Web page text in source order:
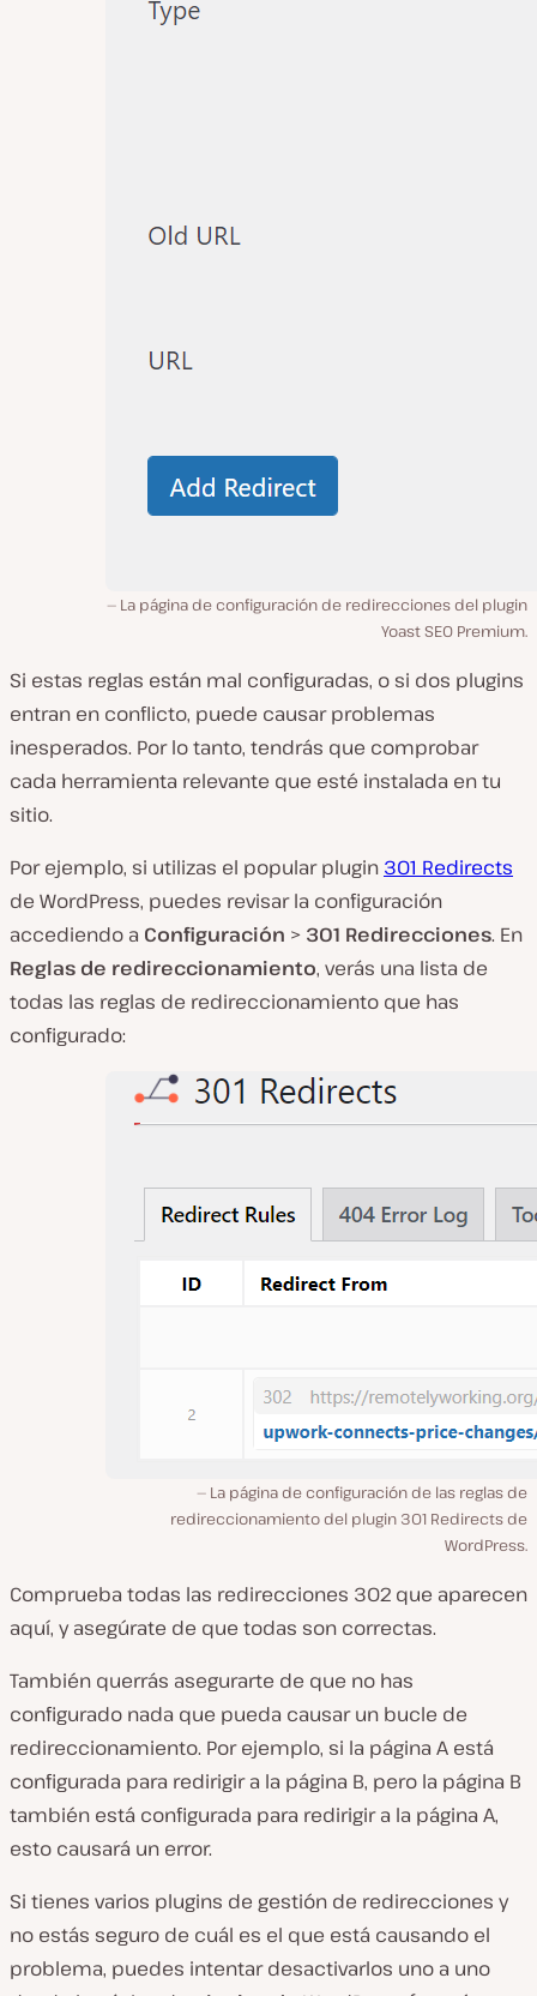
La página de configuración de redirecciones del plugin
Yoast SEO Premium.
Si estas reglas están mal configuradas, o si dos plugins
entran en conflicto, puede causar problemas
inesperados. Por lo tanto, tendrás que comprobar
cada herramienta relevante que esté instalada en tu
sitio.
Por ejemplo, si utilizas el popular plugin 301 Redirects
de WordPress, puedes revisar la configuración
accediendo a Configuración > 301 Redirecciones. En
Reglas de redireccionamiento, verás una lista de
todas las reglas de redireccionamiento que has
configurado:
La página de configuración de las reglas de
redireccionamiento del plugin 301 Redirects de
WordPress.
Comprueba todas las redirecciones 302 que aparecen
aquí, y asegúrate de que todas son correctas.
También querrás asegurarte de que no has
configurado nada que pueda causar un bucle de
redireccionamiento. Por ejemplo, si la página A está
configurada para redirigir a la página B, pero la página B
también está configurada para redirigir a la página A,
esto causará un error.
Si tienes varios plugins de gestión de redirecciones y
no estás seguro de cuál es el que está causando el
problema, puedes intentar desactivarlos uno a uno